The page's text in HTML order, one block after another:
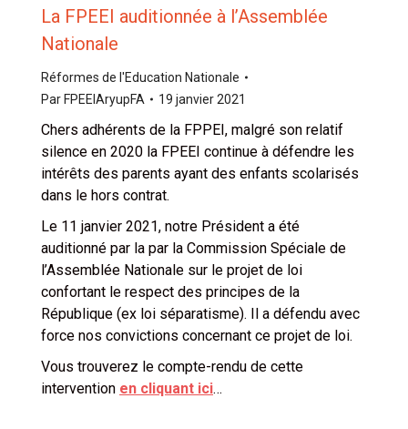
La FPEEI auditionnée à l’Assemblée
Nationale
Réformes de l'Education Nationale
Par FPEEIAryupFA 19 janvier 2021
Chers adhérents de la FPPEI, malgré son relatif
silence en 2020 la FPEEI continue à défendre les
intérêts des parents ayant des enfants scolarisés
dans le hors contrat.
Le 11 janvier 2021, notre Président a été
auditionné par la par la Commission Spéciale de
l’Assemblée Nationale sur le projet de loi
confortant le respect des principes de la
République (ex loi séparatisme). Il a défendu avec
force nos convictions concernant ce projet de loi.
Vous trouverez le compte-rendu de cette
intervention en cliquant ici…